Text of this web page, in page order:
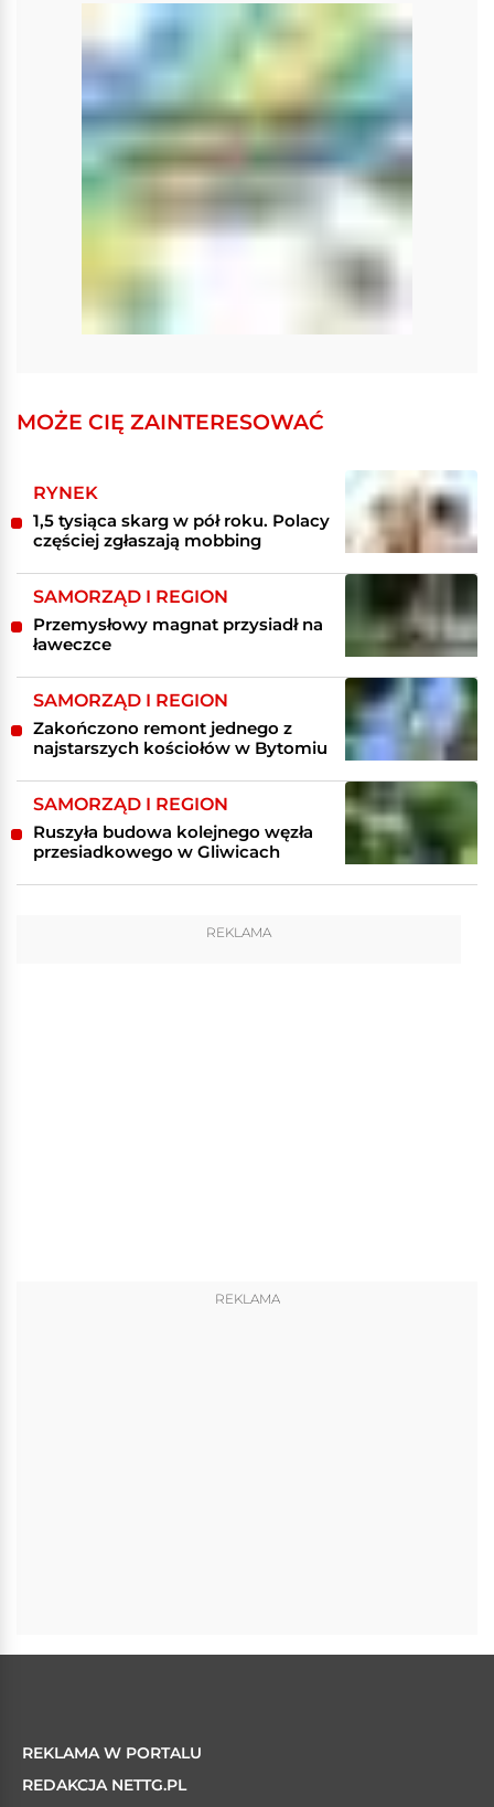
MOŻE CIĘ ZAINTERESOWAĆ
RYNEK
1,5 tysiąca skarg w pół roku. Polacy
częściej zgłaszają mobbing
SAMORZĄD I REGION
Przemysłowy magnat przysiadł na
ławeczce
SAMORZĄD I REGION
Zakończono remont jednego z
najstarszych kościołów w Bytomiu
SAMORZĄD I REGION
Ruszyła budowa kolejnego węzła
przesiadkowego w Gliwicach
REKLAMA
REKLAMA
REKLAMA W PORTALU
REDAKCJA NETTG.PL